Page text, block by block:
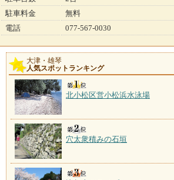
駐車料金
無料
電話
077-567-0030
大津・雄琴
人気スポットランキング
北小松区営小松浜水泳場
穴太衆積みの石垣